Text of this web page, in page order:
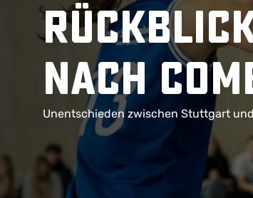
nach
Unentschieden zwischen Stuttgart